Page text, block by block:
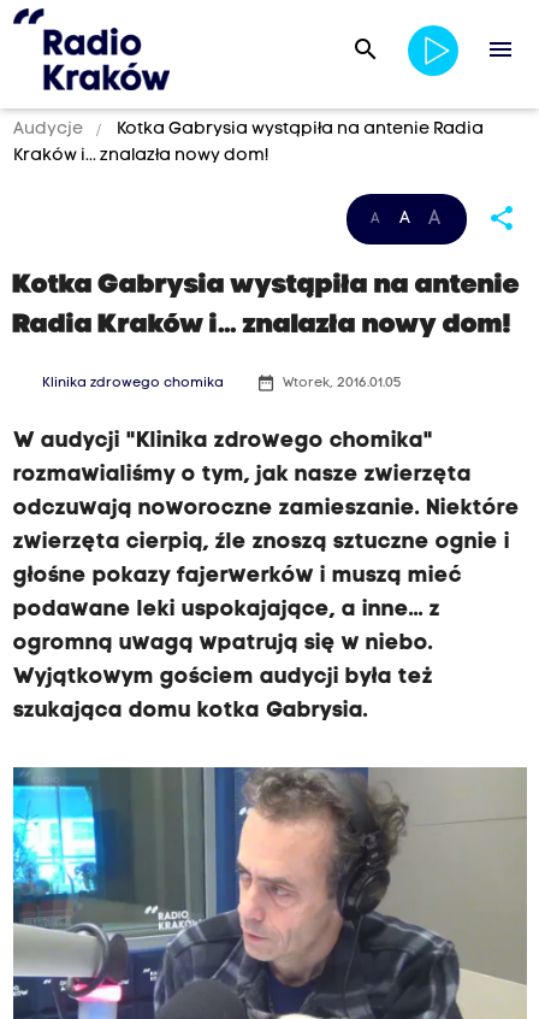
search menu
Audycje
Kotka Gabrysia wystąpiła na antenie Radia
Kraków i... znalazła nowy dom!
A A A share
Kotka Gabrysia wystąpiła na antenie
Radia Kraków i... znalazła nowy dom!
Klinika zdrowego chomika date_range Wtorek, 2016.01.05
W audycji "Klinika zdrowego chomika"
rozmawialiśmy o tym, jak nasze zwierzęta
odczuwają noworoczne zamieszanie. Niektóre
zwierzęta cierpią, źle znoszą sztuczne ognie i
głośne pokazy fajerwerków i muszą mieć
podawane leki uspokajające, a inne... z
ogromną uwagą wpatrują się w niebo.
Wyjątkowym gościem audycji była też
szukająca domu kotka Gabrysia.